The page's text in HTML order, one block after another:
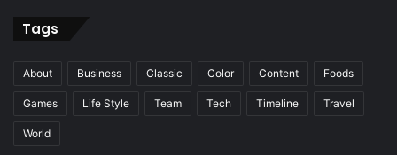
Tags
About Business Classic Color Content Foods
Games Life Style Team Tech Timeline Travel
World